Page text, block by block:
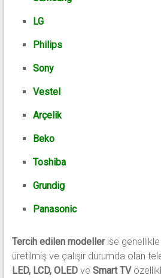
LG
Philips
Sony
Vestel
Arçelik
Beko
Toshiba
Grundig
Panasonic
Tercih edilen modellerise genellikle
üretilmiş ve çalışır durumda olan
LED, LCD, OLEDve Smart TV